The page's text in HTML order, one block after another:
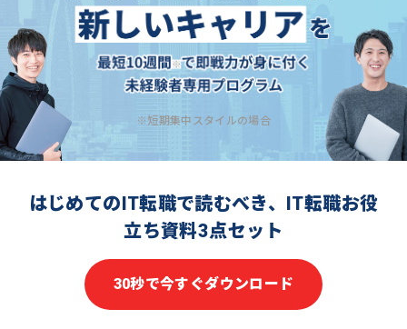
※短期集中スタイルの場合
はじめてのIT転職で読むべき、IT転職お役
立ち資料3点セット
30秒で今すぐダウンロード